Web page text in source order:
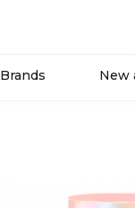
Brands New